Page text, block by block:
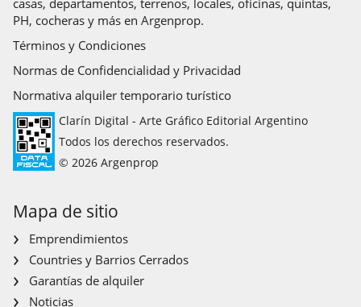
PH, cocheras y más en Argenprop.
Términos y Condiciones
Normas de Confidencialidad y Privacidad
Normativa alquiler temporario turístico
Clarín Digital - Arte Gráfico Editorial Argentino
Todos los derechos reservados.
© 2026 Argenprop
Mapa de sitio
Emprendimientos
Countries y Barrios Cerrados
Garantías de alquiler
Noticias